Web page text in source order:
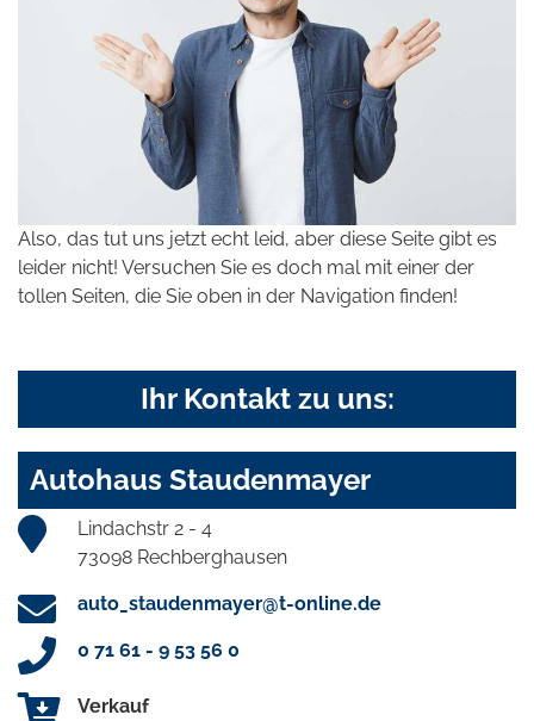
Also, das tut uns jetzt echt leid, aber diese Seite gibt es
leider nicht! Versuchen Sie es doch mal mit einer der
tollen Seiten, die Sie oben in der Navigation finden!
Ihr Kontakt zu uns:
Autohaus Staudenmayer
Lindachstr 2 - 4
73098 Rechberghausen
auto_staudenmayer@t-online.de
0 71 61 - 9 53 56 0
Verkauf